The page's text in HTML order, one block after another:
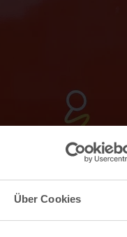
Über Cookies